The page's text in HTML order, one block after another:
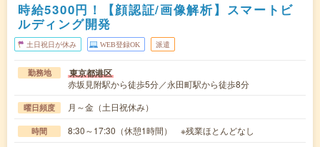
時給5300円！【顔認証/画像解析】スマートビ
ルディング開発
土日祝日が休み WEB登録OK 派遣
勤務地 東京都港区
赤坂見附駅から徒歩5分／永田町駅から徒歩8分
曜日頻度 月～金（土日祝休み）
時間 8:30～17:30（休憩1時間） ※残業ほとんどなし